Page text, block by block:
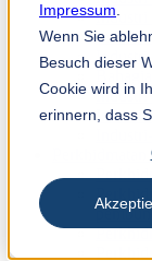
Impressum
Wenn Sie
Besuch dieser
Cookie wird in
erinnern, dass
Industri
Industri
Industri
Industri